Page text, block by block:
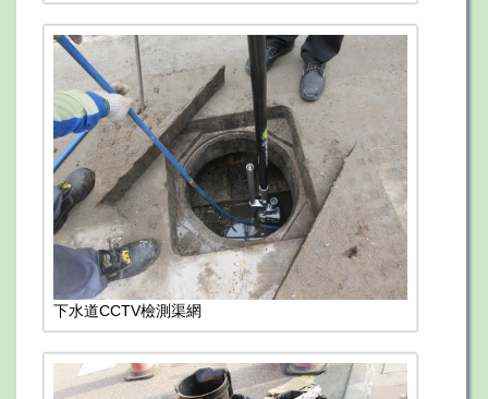
下水道CCTV檢測渠網